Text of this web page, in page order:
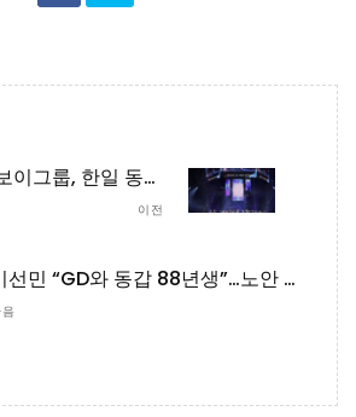
'프듀 재팬' 새 보이그룹, 한일 동시 데뷔…JO1·INI 인기 잇는다
이전
이선민 “GD와 동갑 88년생”…노안 이슈에 현장 술렁 (놀뭐)